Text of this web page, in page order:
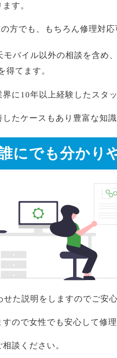
す。
方でも、もちろん修理対応
バイル以外の相談を含め
得てます。
に10年以上経験したスタ
たケースもあり豊富な知識
にでも分かり
た説明をしますのでご安心
ので女性でも安心して修
談ください。